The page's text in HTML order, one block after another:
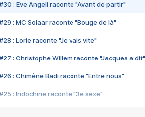
#30 : Eve Angeli raconte "Avant de partir"
#29 : MC Solaar raconte "Bouge de là"
#28 : Lorie raconte "Je vais vite"
#27 : Christophe Willem raconte "Jacques a dit"
#26 : Chimène Badi raconte "Entre nous"
#25 : Indochine raconte "3e sexe"